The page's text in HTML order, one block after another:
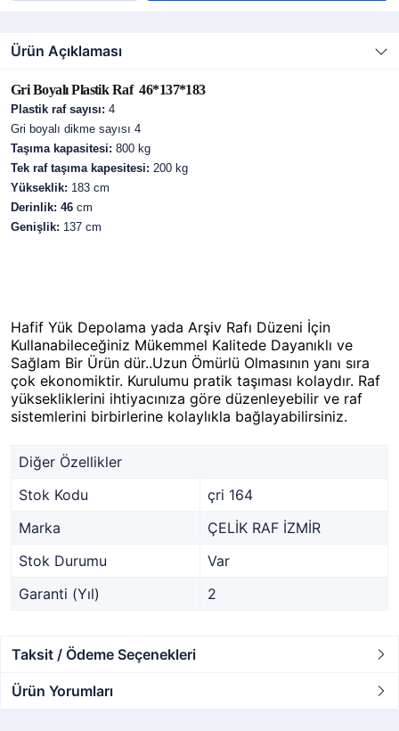
Ürün Açıklaması
Gri Boyalı Plastik Raf 46*137*183
Plastik raf sayısı: 4
Gri boyalı dikme sayısı 4
Taşıma kapasitesi: 800 kg
Tek raf taşıma kapesitesi: 200 kg
Yükseklik: 183 cm
Derinlik: 46 cm
Genişlik: 137 cm
Hafif Yük Depolama yada Arşiv Rafı Düzeni İçin
Kullanabileceğiniz Mükemmel Kalitede Dayanıklı ve
Sağlam Bir Ürün dür..Uzun Ömürlü Olmasının yanı sıra
çok ekonomiktir. Kurulumu pratik taşıması kolaydır. Raf
yüksekliklerini ihtiyacınıza göre düzenleyebilir ve raf
sistemlerini birbirlerine kolaylıkla bağlayabilirsiniz.
Diğer Özellikler
Stok Kodu
çri 164
Marka
ÇELİK RAF İZMİR
Stok Durumu
Var
Garanti (Yıl)
2
Taksit / Ödeme Seçenekleri
Ürün Yorumları